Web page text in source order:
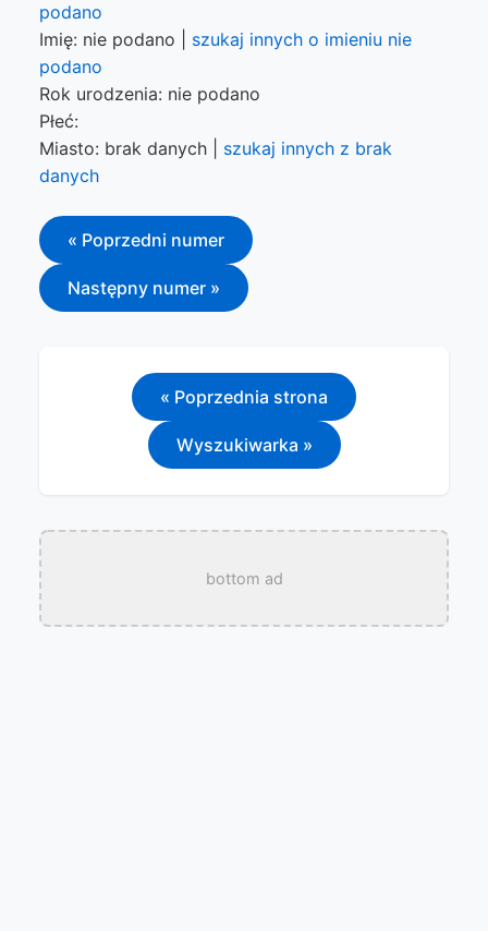
podano
Imię: nie podano | szukaj innych o imieniu nie
podano
Rok urodzenia: nie podano
Płeć:
Miasto: brak danych | szukaj innych z brak
danych
« Poprzedni numer
Następny numer »
« Poprzednia strona
Wyszukiwarka »
bottom ad